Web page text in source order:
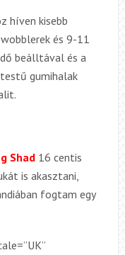
híven kisebb
és 9-11
beálltával és a
gumihalak
Shad16 centis
is akasztani,
fogtam egy